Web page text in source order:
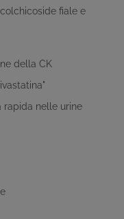
fiale e
della CK
rapida nelle urine